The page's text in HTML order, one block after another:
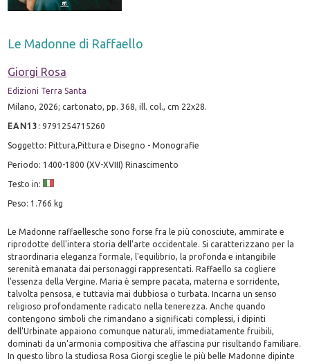
Le Madonne di Raffaello
Giorgi Rosa
Edizioni Terra Santa
Milano, 2026; cartonato, pp. 368, ill. col., cm 22x28.
EAN13 :9791254715260
Soggetto: Pittura,Pittura e Disegno - Monografie
Periodo: 1400-1800 (XV-XVIII) Rinascimento
Testo in:
Peso: 1.766 kg
Le Madonne raffaellesche sono forse fra le più conosciute, ammirate e
riprodotte dell'intera storia dell'arte occidentale. Si caratterizzano per la
straordinaria eleganza formale, l'equilibrio, la profonda e intangibile
serenità emanata dai personaggi rappresentati. Raffaello sa cogliere
l'essenza della Vergine. Maria è sempre pacata, materna e sorridente,
talvolta pensosa, e tuttavia mai dubbiosa o turbata. Incarna un senso
religioso profondamente radicato nella tenerezza. Anche quando
contengono simboli che rimandano a significati complessi, i dipinti
dell'Urbinate appaiono comunque naturali, immediatamente fruibili,
dominati da un'armonia compositiva che affascina pur risultando familiare.
In questo libro la studiosa Rosa Giorgi sceglie le più belle Madonne dipinte